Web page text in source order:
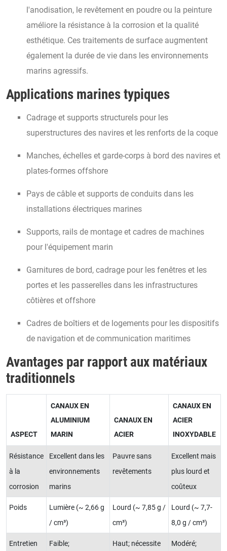
l'anodisation, le revêtement en poudre ou la peinture
améliore la résistance à la corrosion et la qualité
esthétique. Ces traitements de surface augmentent
également la durée de vie dans les environnements
marins agressifs.
Applications marines typiques
Cadrage et supports structurels pour les
superstructures des navires et les renforts de la coque
Manches, échelles et garde-corps à bord des navires et
plates-formes offshore
Pays de câble et supports de conduits dans les
installations électriques marines
Supports, rails de montage et cadres de machines
pour l'équipement marin
Garnitures de bord, cadrage pour les fenêtres et les
portes et les passerelles dans les infrastructures
côtières et offshore
Cadres de boîtiers et de logements pour les dispositifs
de navigation et de communication maritimes
Avantages par rapport aux matériaux
traditionnels
ASPECT
CANAUX EN
ALUMINIUM
MARIN
CANAUX EN
ACIER
CANAUX EN
ACIER
INOXYDABLE
Résistance
à la
corrosion
Excellent dans les
environnements
marins
Pauvre sans
revêtements
Excellent mais
plus lourd et
coûteux
Poids
Lumière (~ 2,66 g
/ cm³)
Lourd (~ 7,85 g /
cm³)
Lourd (~ 7,7-
8,0 g / cm³)
Entretien
Faible;
Haut; nécessite
Modéré;